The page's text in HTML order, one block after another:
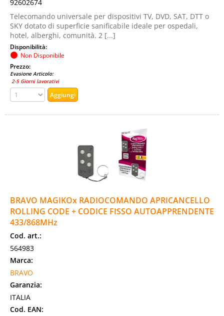
92602674
Telecomando universale per dispositivi TV, DVD, SAT, DTT o
SKY dotato di superficie sanificabile ideale per ospedali,
hotel, alberghi, comunità. 2 [...]
Disponibilità:
Non Disponibile
Prezzo:
Evasione Articolo:
2-5 Giorni lavorativi
BRAVO MAGIKOx RADIOCOMANDO APRICANCELLO
ROLLING CODE + CODICE FISSO AUTOAPPRENDENTE
433/868MHz
Cod. art.:
564983
Marca:
BRAVO
Garanzia:
ITALIA
Cod. EAN: